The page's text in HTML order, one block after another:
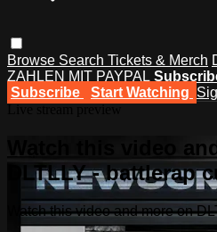
Browse Search Tickets & Merch
ZAHLEN MIT PAYPAL
Subscribe
Start Watching
Watch this video
DLTLLY - battlerap
Watch this video and more on